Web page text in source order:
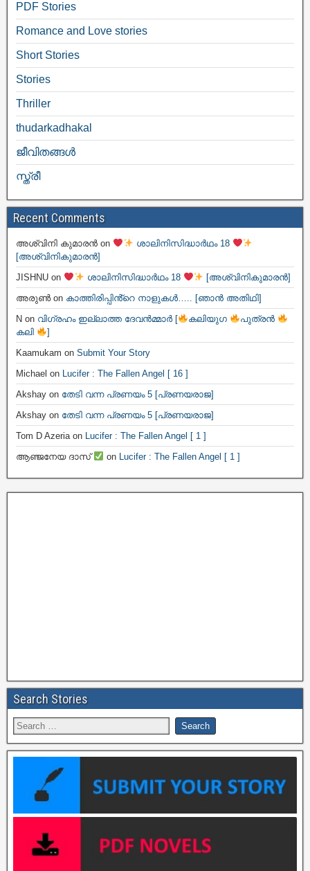
PDF Stories
Romance and Love stories
Short Stories
Stories
Thriller
thudarkadhakal
ജീവിതങ്ങള്‍
സ്ത്രീ
Recent Comments
അശ്വിനി കുമാരൻ on
ശാലിനിസിദ്ധാർഥം 18
[അശ്വിനികുമാരൻ]
JISHNU on ശാലിനിസിദ്ധാർഥം 18
[അശ്വിനികുമാരൻ]
അരുൺon കാത്തിരിപ്പിൻ്റെ നാളുകൾ….. [ഞാൻ അതിഥി]
N on വിഗ്രഹം ഇല്ലാത്ത ദേവൻമ്മാർ [ കലിയുഗ
പുത്രൻ
കലി
]
Kaamukam on Submit Your Story
Michael on Lucifer : The Fallen Angel [ 16 ]
Akshay on തേടി വന്ന പ്രണയം 5 [പ്രണയരാജ]
Akshay on തേടി വന്ന പ്രണയം 5 [പ്രണയരാജ]
Tom D Azeriaon Lucifer : The Fallen Angel [ 1 ]
ആഞ്ജനേയ ദാസ്
on Lucifer : The Fallen Angel [ 1 ]
Search Stories